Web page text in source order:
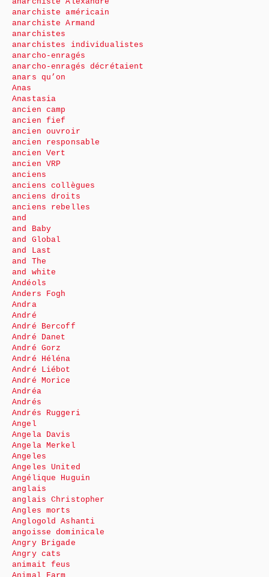
anarchiste américain
anarchiste Armand
anarchistes
anarchistes individualistes
anarcho-enragés
anarcho-enragés décrétaient
anars qu’on
Anas
Anastasia
ancien camp
ancien fief
ancien ouvroir
ancien responsable
ancien Vert
ancien VRP
anciens
anciens collègues
anciens droits
anciens rebelles
and
and Baby
and Global
and Last
and The
and white
Andéols
Anders Fogh
Andra
André
André Bercoff
André Danet
André Gorz
André Héléna
André Liébot
André Morice
Andréa
Andrés
Andrés Ruggeri
Angel
Angela Davis
Angela Merkel
Angeles
Angeles United
Angélique Huguin
anglais
anglais Christopher
Angles morts
Anglogold Ashanti
angoisse dominicale
Angry Brigade
Angry cats
animait feus